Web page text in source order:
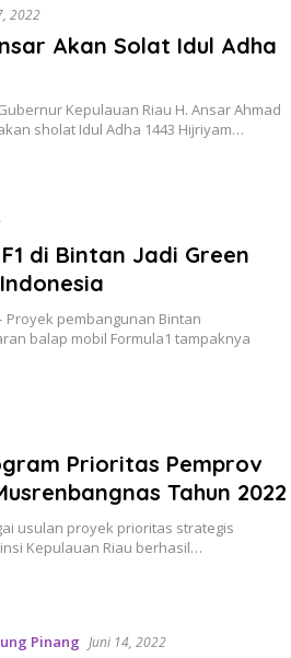
2022
Akan Solat Idul Adha
Kepulauan Riau H. Ansar Ahmad
sholat Idul Adha 1443 Hijriyam…
di Bintan Jadi Green
Proyek pembangunan Bintan
balap mobil Formula1 tampaknya
Prioritas Pemprov
Tahun 2022
usulan proyek prioritas strategis
Kepulauan Riau berhasil…
Pinang Juni 14, 2022